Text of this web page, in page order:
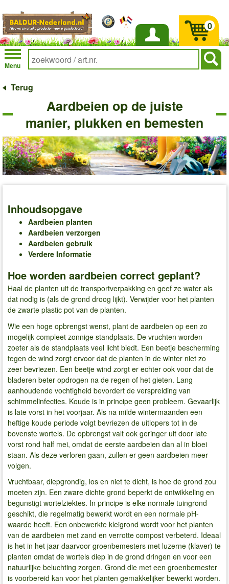
Inloggen
Menu
0
Terug
Aardbeien op de juiste
manier, plukken en bemesten
Inhoudsopgave
Aardbeien planten
Aardbeien verzorgen
Aardbeien gebruik
Verdere Informatie
Hoe worden aardbeien correct geplant?
Haal de planten uit de transportverpakking en geef ze water als
dat nodig is (als de grond droog lijkt). Verwijder voor het planten
de zwarte plastic pot van de planten.
Wie een hoge opbrengst wenst, plant de aardbeien op een zo
mogelijk compleet zonnige standplaats. De vruchten worden
zoeter als de standplaats veel licht biedt. Een beetje bescherming
tegen de wind zorgt ervoor dat de planten in de winter niet zo
zeer bevriezen. Een beetje wind zorgt er echter ook voor dat de
bladeren beter opdrogen na de regen of het gieten. Lang
aanhoudende vochtigheid bevordert de verspreiding van
schimmelinfecties. Koude is in principe geen probleem. Gevaarlijk
is late vorst in het voorjaar. Als na milde wintermaanden een
heftige koude periode volgt bevriezen de uitlopers tot in de
bovenste wortels. De opbrengst valt ook geringer uit door late
vorst rond half mei, omdat de eerste aardbeien dan al in bloei
staan. Als deze verloren gaan, zullen er geen aardbeien meer
volgen.
Vruchtbaar, diepgrondig, los en niet te dicht, is hoe de grond zou
moeten zijn. Een zware dichte grond beperkt de ontwikkeling en
begunstigt wortelziektes. In principe is elke normale tuingrond
geschikt, die regelmatig bewerkt wordt en een normale pH-
waarde heeft. Een onbewerkte kleigrond wordt voor het planten
van de aardbeien met zand en verrotte compost verbeterd. Ideaal
is het in het jaar daarvoor groenbemesters met luzerne (klaver) te
planten omdat de wortels diep in de grond dringen en voor een
natuurlijke beluchting zorgen. Grond die met een groenbemester
is voorbereid kan voor het planten gemakkelijker bewerkt worden.